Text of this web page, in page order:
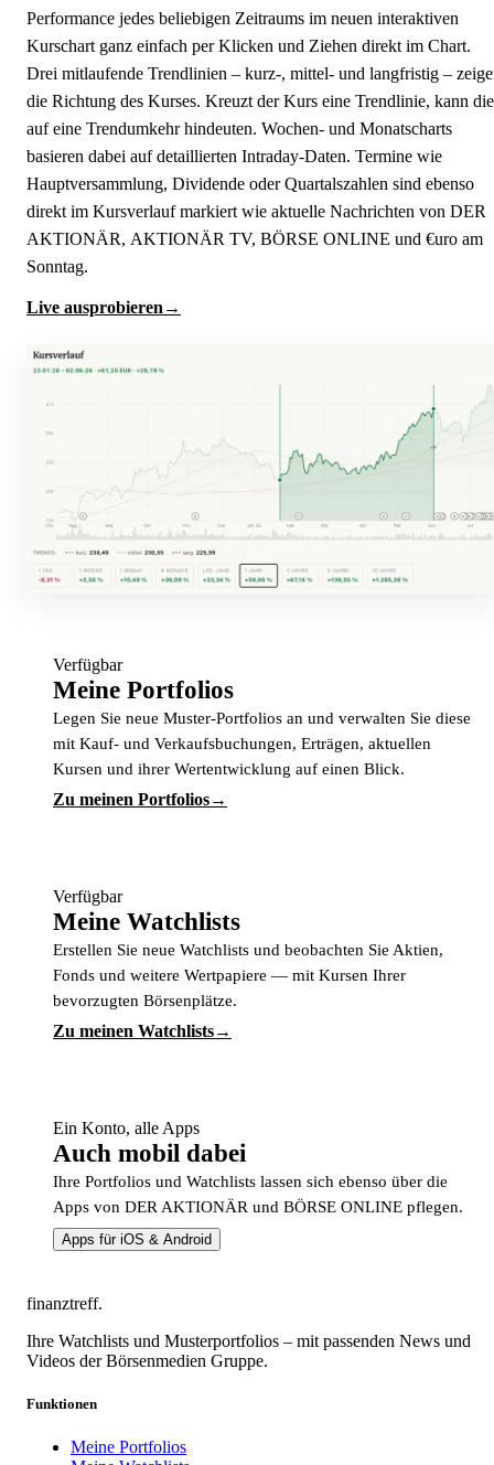
Performance jedes beliebigen Zeitraums im neuen interaktiven
Kurschart ganz einfach per Klicken und Ziehen direkt im Chart.
Drei mitlaufende Trendlinien – kurz-, mittel- und langfristig –
die Richtung des Kurses. Kreuzt der Kurs eine Trendlinie, kann
auf eine Trendumkehr hindeuten. Wochen- und Monatscharts
basieren dabei auf detaillierten Intraday-Daten. Termine wie
Hauptversammlung, Dividende oder Quartalszahlen sind ebenso
direkt im Kursverlauf markiert wie aktuelle Nachrichten von DER
AKTIONÄR, AKTIONÄR TV, BÖRSE ONLINE und €uro am
Sonntag.
Live ausprobieren
Verfügbar
Meine Portfolios
Legen Sie neue Muster-Portfolios an und verwalten Sie diese
mit Kauf- und Verkaufsbuchungen, Erträgen, aktuellen
Kursen und ihrer Wertentwicklung auf einen Blick.
Zu meinen Portfolios
Verfügbar
Meine Watchlists
Erstellen Sie neue Watchlists und beobachten Sie Aktien,
Fonds und weitere Wertpapiere — mit Kursen Ihrer
bevorzugten Börsenplätze.
Zu meinen Watchlists
Ein Konto, alle Apps
Auch mobil dabei
Ihre Portfolios und Watchlists lassen sich ebenso über die
Apps von DER AKTIONÄR und BÖRSE ONLINE pflegen.
Apps für iOS & Android
finanztreff.
Ihre Watchlists und Musterportfolios – mit passenden News und
Videos der Börsenmedien Gruppe.
Funktionen
Meine Portfolios